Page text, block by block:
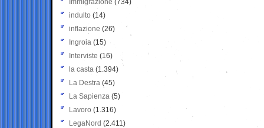
Immigrazione (734)
indulto (14)
inflazione (26)
Ingroia (15)
Interviste (16)
la casta (1.394)
La Destra (45)
La Sapienza (5)
Lavoro (1.316)
LegaNord (2.411)